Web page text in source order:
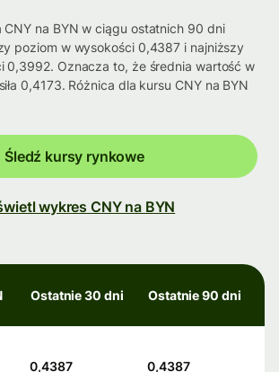
CNY na BYN w ciągu ostatnich 90 dni
poziom w wysokości 0,4387 i najniższy
0,3992. Oznacza to, że średnia wartość w
0,4173. Różnica dla kursu CNY na BYN
Śledź kursy rynkowe
wykres CNY na BYN
Ostatnie 30 dni Ostatnie 90 dni
0,4387 0,4387